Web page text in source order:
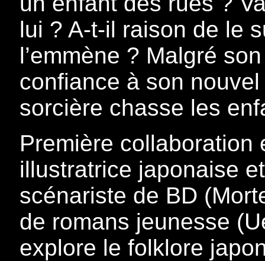
lui ? A-t-il raison de le
l’emmène ? Malgré
confiance à son
sorcière chasse les
Première collaboration
illustratrice japonaise
scénariste de BD
de romans jeunesse
explore le folklore